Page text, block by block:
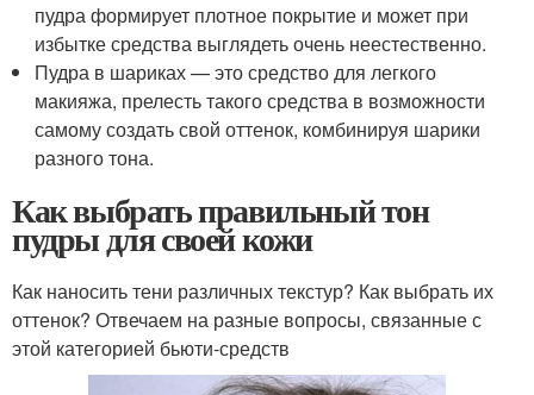
пудра формирует плотное покрытие и может при
избытке средства выглядеть очень неестественно.
Пудра в шариках — это средство для легкого
макияжа, прелесть такого средства в возможности
самому создать свой оттенок, комбинируя шарики
разного тона.
Как выбрать правильный тон
пудры для своей кожи
Как наносить тени различных текстур? Как выбрать их
оттенок? Отвечаем на разные вопросы, связанные с
этой категорией бьюти-средств